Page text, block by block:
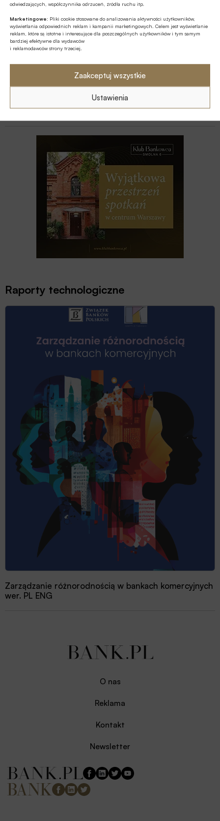
odwiedzających, współczynnika odrzuceń, źródła ruchu itp.
Marketingowe: Pliki cookie stosowane do analizowania aktywności użytkowników,
wyświetlania odpowiednich reklam i kampanii marketingowych. Celem jest wyświetlanie
reklam, które są istotne i interesujące dla poszczególnych użytkowników i tym samym
bardziej efektywne dla wydawców
i reklamodawców strony trzeciej.
Zaakceptuj wszystkie
Ustawienia
W lipcu ’26 wzrosła stopa bezrobocia w
Polsce
GOSPODARKA
Efekt domina w gospodarce – firmy
szykują podwyżki, Polacy tną wydatki
Z RYNKU FINANSOWEGO
Bank of America wydaje ćwierć mld
dolarów na odchudzanie pracowników
Raporty technologiczne
Zarządzanie różnorodnością w bankach komercyjnych
wer. PL ENG
O nas
Reklama
Kontakt
Newsletter